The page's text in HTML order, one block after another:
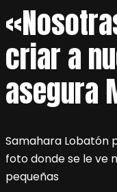
criar a
asegura
Samahara Lobatón
foto donde se le ve
pequeñas